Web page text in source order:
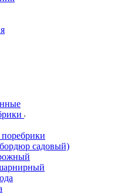
садовый)